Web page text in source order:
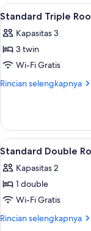
Triple
Room,
Lihat
semua
foto
untuk
Standard
Triple
1
Standard Triple
Kapasitas 3
3 twin
Wi-Fi Gratis
Rincian selengkapnya
Rincian
Standard
Triple
Room,
Lihat
semua
foto
untuk
Standard
Double
1
Standard Double
Kapasitas 2
1 double
Wi-Fi Gratis
Rincian selengkapnya
Rincian